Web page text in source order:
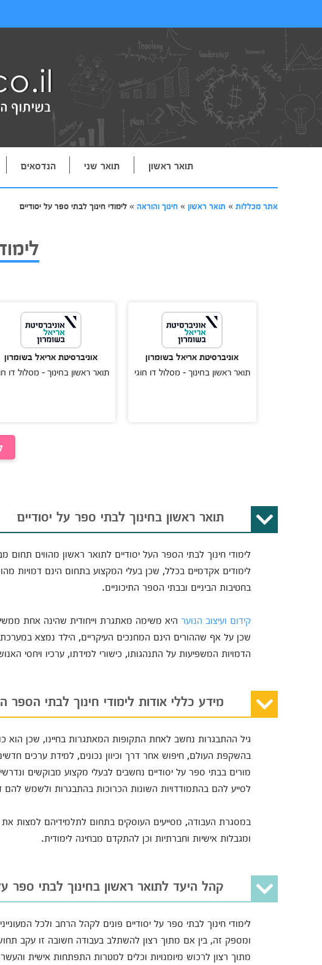
תואר ראשון תואר שני הנדסאים
אתר מכללות » תואר ראשון » חינוך והוראה » לימודי חינוך לבתי ספר על יסודיים
אוניברסיטת אריאל בשומרון
תואר ראשון בחינוך - מסלול דו חוגי
אוניברסיטת אריאל בשומרון
תואר ראשון בחינוך - מסלול דו
תואר ראשון בחינוך לבתי ספר על יסודיים
לימודי חינוך לבתי הספר העל יסודיים לתואר ראשון מהווים
לימודים אקדמיים בכלל, שכן בעלי המקצוע בתחום הינם דמויות
בחטיבות הביניים ובבתי הספר התיכוניים.
קידום ועיצוב הנוער היא משימה מאתגרת וייחודית שהינה אחת
שכן על אף שההורים הינם המחנכים העיקריים, הילד נמצא
הדמויות המשפיעות על התנהגותו, כישורי למידתו, ערכיו ויחסי
מידע כללי אודות לימודי חינוך לבתי הספר
גיל ההתבגרות נחשב לאחת התקופות המאתגרות בחיינו, שכן הוא
בהשקפת העולם, חיפוש אחר דרך וכיוון נכונים, למידת ערכים
מורים בבתי ספר על יסודיים נחשבים לבעלי מקצוע מבוקשים
לסייע להם בהתמודדויות השונות הכרוכות בהתבגרות ולשמש להם
במסגרת העבודה, מסייעים העוסקים בתחום לתלמידיהם למצות
ומגבלות אישיות וחברתיות וכן להתקדם מבחינה לימודית.
קהל היעד לתואר ראשון בחינוך לבתי ספר
לימודי חינוך לבתי ספר על יסודיים פונים לקהל הרחב ולכל
ומספק זה, בין אם מתוך רצון להשתלב בעבודה חשובה זו עקב
מתוך רצון לרכוש מיומנויות וכלים למטרות התפתחות אישית